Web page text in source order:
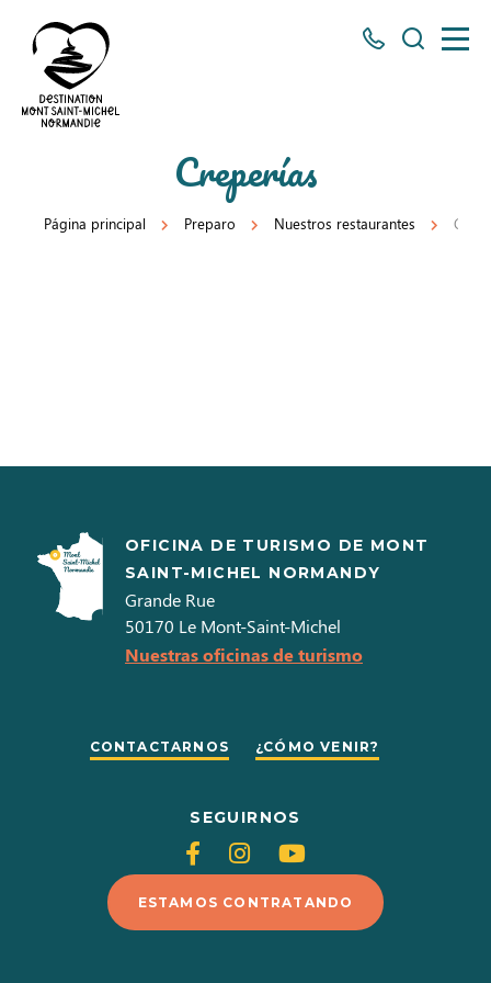
Michel
Todos Busco
Creperías
Página principal Preparo Nuestros restaurantes
OFICINA DE TURISMO DE MONT
SAINT-MICHEL NORMANDY
Grande Rue
50170 Le Mont-Saint-Michel
Nuestras oficinas de turismo
CONTACTARNOS ¿CÓMO VENIR?
SEGUIRNOS
Siganos
en
Facebook
Siganos
en
Instagram
Siganos
en
Youtube
ESTAMOS CONTRATANDO